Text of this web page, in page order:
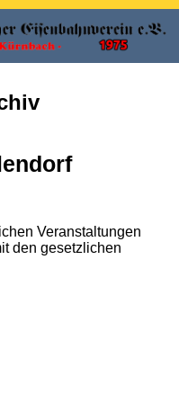
Veranstaltungen
den gesetzlichen